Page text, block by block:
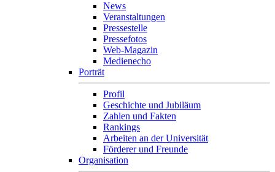
News
Veranstaltungen
Pressestelle
Pressefotos
Web-Magazin
Medienecho
Porträt
Profil
Geschichte und Jubiläum
Zahlen und Fakten
Rankings
Arbeiten an der Universität
Förderer und Freunde
Organisation